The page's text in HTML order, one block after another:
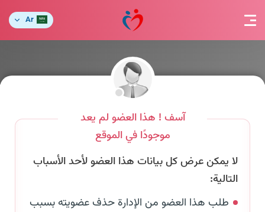
Ar
آسف ! هذا العضو لم يعد
موجودًا في الموقع
لا يمكن عرض كل بيانات هذا العضو لأحد الأسباب
التالية:
طلب هذا العضو من الإدارة حذف عضويته بسبب